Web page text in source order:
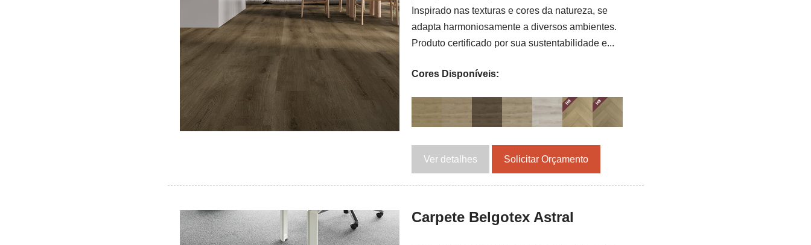
Inspirado nas texturas e cores da natureza, se
adapta harmoniosamente a diversos ambientes.
Produto certificado por sua sustentabilidade e...
Cores Disponíveis:
Ver detalhes Solicitar Orçamento
Carpete Belgotex Astral